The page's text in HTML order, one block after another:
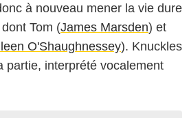
à nouveau mener la vie dure
Tom (James Marsden) et
O'Shaughnessey). Knuckles
partie, interprété vocalement